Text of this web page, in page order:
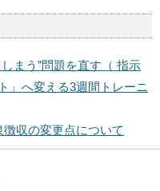
まう”問題を直す（ 指示
」へ変える3週間トレーニ
収の変更点について